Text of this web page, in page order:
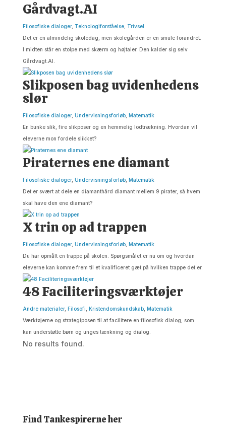
Gårdvagt.AI
Filosofiske dialoger, Teknologiforståelse, Trivsel
Det er en almindelig skoledag, men skolegården er en smule forandret.
I midten står en stolpe med skærm og højtaler. Den kalder sig selv
Gårdvagt.AI.
Slikposen bag uvidenhedens
slør
Filosofiske dialoger, Undervisningsforløb, Matematik
En bunke slik, fire slikposer og en hemmelig lodtrækning. Hvordan vil
eleverne mon fordele slikket?
Piraternes ene diamant
Filosofiske dialoger, Undervisningsforløb, Matematik
Det er svært at dele en diamanthård diamant mellem 9 pirater, så hvem
skal have den ene diamant?
X trin op ad trappen
Filosofiske dialoger, Undervisningsforløb, Matematik
Du har opmålt en trappe på skolen. Spørgsmålet er nu om og hvordan
eleverne kan komme frem til et kvalificeret gæt på hvilken trappe det er.
48 Faciliteringsværktøjer
Andre materialer, Filosofi Kristendomskundskab, Matematik
Værktøjerne og strategiposen til at facilitere en filosofisk dialog, som
kan understøtte børn og unges tænkning og dialog.
No results found.
Find Tankespirerne her